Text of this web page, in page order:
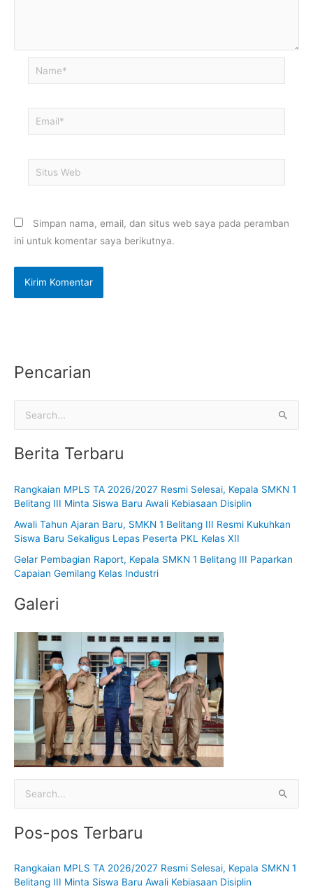
Name*
Email*
Situs
Web
Simpan nama, email, dan situs web saya pada peramban
ini untuk komentar saya berikutnya.
Pencarian
u
t
k
Berita Terbaru
Rangkaian MPLS TA 2026/2027 Resmi Selesai, Kepala SMKN 1
Belitang III Minta Siswa Baru Awali Kebiasaan Disiplin
Awali Tahun Ajaran Baru, SMKN 1 Belitang III Resmi Kukuhkan
Siswa Baru Sekaligus Lepas Peserta PKL Kelas XII
Gelar Pembagian Raport, Kepala SMKN 1 Belitang III Paparkan
Capaian Gemilang Kelas Industri
Galeri
u
Pos-pos Terbaru
Rangkaian MPLS TA 2026/2027 Resmi Selesai, Kepala SMKN 1
Belitang III Minta Siswa Baru Awali Kebiasaan Disiplin